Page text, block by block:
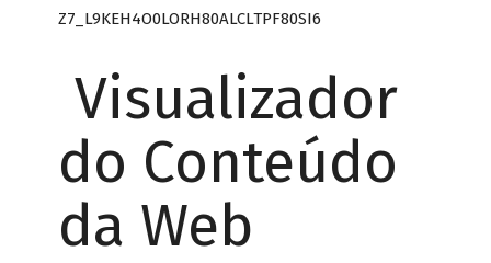
Z7_L9KEH4O0LORH80ALCLTPF80SI6
Visualizador
do Conteúdo
da Web